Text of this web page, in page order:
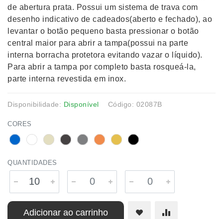
de abertura prata. Possui um sistema de trava com
desenho indicativo de cadeados(aberto e fechado), ao
levantar o botão pequeno basta pressionar o botão
central maior para abrir a tampa(possui na parte
interna borracha protetora evitando vazar o líquido).
Para abrir a tampa por completo basta rosqueá-la,
parte interna revestida em inox.
Disponibilidade: Disponível Código: 02087B
CORES
QUANTIDADES
Adicionar ao carrinho